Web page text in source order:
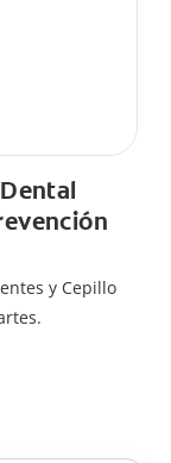
y Cepillo